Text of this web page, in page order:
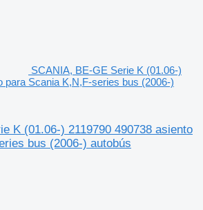
SCANIA, BE-GE Serie K (01.06-)
para Scania K,N,F-series bus (2006-)
K (01.06-) 2119790 490738 asiento
bus (2006-) autobús